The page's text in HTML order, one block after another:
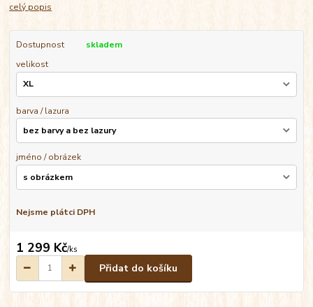
celý popis
Dostupnost
skladem
velikost
barva / lazura
jméno / obrázek
Nejsme plátci DPH
1 299 Kč/ks
Přidat do košíku